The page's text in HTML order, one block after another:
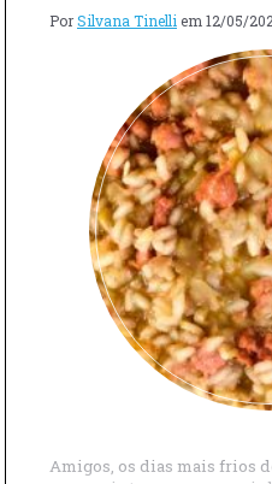
PorSilvana Tinelli em 12/05/
Amigos, os dias mais frios